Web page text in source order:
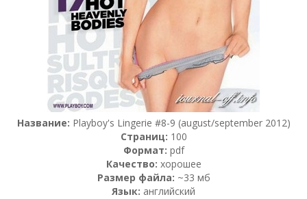
Название: Plаyboy's Lingerie #8-9 (august/september 2012)
Страниц: 100
Формат: pdf
Качество: хорошее
Размер файла: ~33 мб
Язык: английский